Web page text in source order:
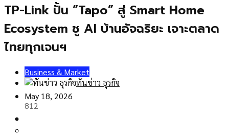
TP-Link ปั้น “Tapo” สู่ Smart Home
Ecosystem ชู AI บ้านอัจฉริยะ เจาะตลาด
ไทยทุกเจนฯ
Business & Market
ทันข่าว ธุรกิจ
May 18, 2026
812